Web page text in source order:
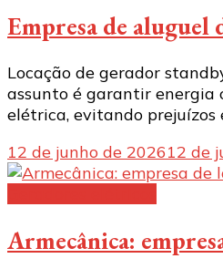
Empresa de aluguel
Locação de gerador
assunto é garantir energia
elétrica, evitando prejuízos
12 de junho de 202612 de
Armecânica: